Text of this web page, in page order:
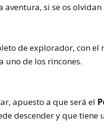
aventura, si se os
de explorador, con
uno de los rincones.
apuesto a que será el
descender y que